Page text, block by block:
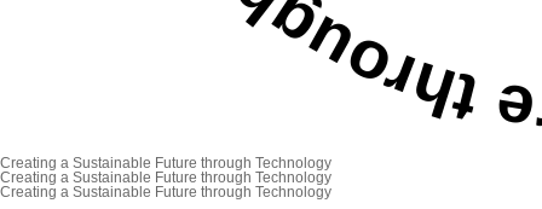
Creating a Sustainable Future through Technology
Creating a Sustainable Future through Technology
Creating a Sustainable Future through Technology